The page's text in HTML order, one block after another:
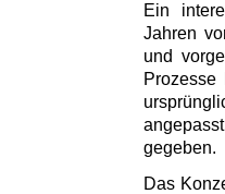
Ein
Jahren
und
gegeben.
Das